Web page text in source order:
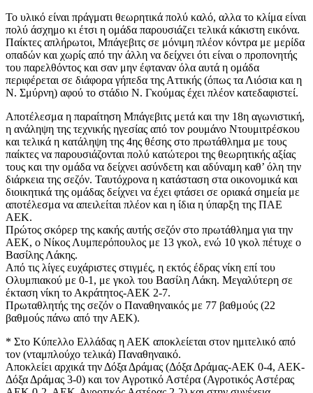
Το υλικό είναι πράγματι θεωρητικά πολύ καλό, αλλα το κλίμα είναι
πολύ άσχημο κι έτσι η ομάδα παρουσιάζει τελικά κάκιστη εικόνα.
Παίκτες απλήρωτοι, Μπάγεβιτς σε μόνιμη πλέον κόντρα με μερίδα
οπαδών και χωρίς από την άλλη να δείχνει ότι είναι ο προπονητής
του παρελθόντος και σαν μην έφταναν όλα αυτά η ομάδα
περιφέρεται σε διάφορα γήπεδα της Αττικής (όπως τα Λιόσια και η
Ν. Σμύρνη) αφού το στάδιο Ν. Γκούμας έχει πλέον κατεδαφιστεί.
Αποτέλεσμα η παραίτηση Μπάγεβιτς μετά και την 18η αγωνιστική,
η ανάληψη της τεχνικής ηγεσίας από τον ρουμάνο Ντουμιτρέσκου
και τελικά η κατάληψη της 4ης θέσης στο πρωτάθλημα με τους
παίκτες να παρουσιάζονται πολύ κατώτεροι της θεωρητικής αξίας
τους και την ομάδα να δείχνει ασύνδετη και αδύναμη καθ’ όλη την
διάρκεια της σεζόν. Ταυτόχρονα η κατάσταση στα οικονομικά και
διοικητικά της ομάδας δείχνει να έχει φτάσει σε οριακά σημεία με
αποτέλεσμα να απειλείται πλέον και η ίδια η ύπαρξη της ΠΑΕ
ΑΕΚ.
Πρώτος σκόρερ της κακής αυτής σεζόν στο πρωτάθλημα για την
ΑΕΚ, ο Νίκος Λυμπερόπουλος με 13 γκολ, ενώ 10 γκολ πέτυχε ο
Βασίλης Λάκης.
Από τις λίγες ευχάριστες στιγμές, η εκτός έδρας νίκη επί του
Ολυμπιακού με 0-1, με γκολ του Βασίλη Λάκη. Μεγαλύτερη σε
έκταση νίκη το Ακράτητος-ΑΕΚ 2-7.
Πρωταθλητής της σεζόν ο Παναθηναικός με 77 βαθμούς (22
βαθμούς πάνω από την ΑΕΚ).
* Στο Κύπελλο Ελλάδας η ΑΕΚ αποκλείεται στον ημιτελικό από
τον (νταμπλούχο τελικά) Παναθηναικό.
Αποκλείει αρχικά την Δόξα Δράμας (Δόξα Δράμας-ΑΕΚ 0-4, ΑΕΚ-
Δόξα Δράμας 3-0) και τον Αγροτικό Αστέρα (Αγροτικός Αστέρας